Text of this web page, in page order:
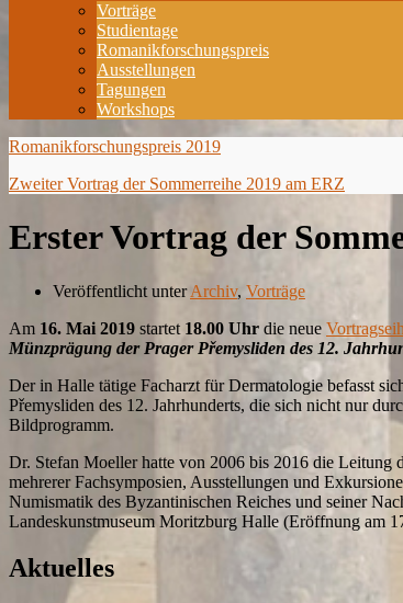
Vorträge
Studientage
Romanikforschungspreis
Ausstellungen
Tagungen
Workshops
Romanikforschungspreis 2019
Zweiter Vortrag der Sommerreihe 2019 am ERZ
Erster Vortrag der
Veröffentlicht unterArchiv, Vorträge
Am 16. Mai 2019 startet 18.00 Uhr die neue
Münzprägung der Prager Přemysliden des 12.
Der in Halle tätige Facharzt für Dermatologie befasst
Přemysliden des 12. Jahrhunderts, die sich nicht nur
Bildprogramm.
Dr. Stefan Moeller hatte von 2006 bis 2016 die Leitung
mehrerer Fachsymposien, Ausstellungen und
Numismatik des Byzantinischen Reiches und seiner
Landeskunstmuseum Moritzburg Halle (Eröffnung am
Aktuelles